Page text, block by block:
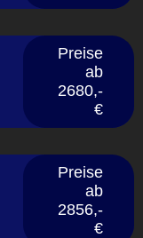
Preise
ab
2680,-
€
Preise
ab
2856,-
€